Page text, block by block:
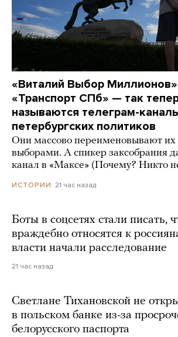
«Виталий Выбор
«Транспорт СПб» — так
называются телеграм-
петербургских политиков
Они массово переименовывают их
выборами. А спикер заксобрания
канал в «Максе» (Почему? Никто
ИСТОРИИ 21 час назад
Боты в соцсетях стали писать,
враждебно относятся к
власти начали расследование
21 час назад
Светлане Тихановской не
в польском банке из-за
белорусского паспорта